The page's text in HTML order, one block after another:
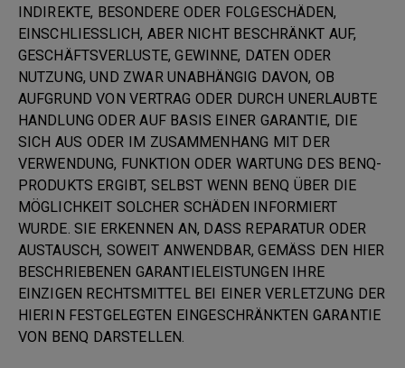
INDIREKTE, BESONDERE ODER FOLGESCHÄDEN,
EINSCHLIESSLICH, ABER NICHT BESCHRÄNKT AUF,
GESCHÄFTSVERLUSTE, GEWINNE, DATEN ODER
NUTZUNG, UND ZWAR UNABHÄNGIG DAVON, OB
AUFGRUND VON VERTRAG ODER DURCH UNERLAUBTE
HANDLUNG ODER AUF BASIS EINER GARANTIE, DIE
SICH AUS ODER IM ZUSAMMENHANG MIT DER
VERWENDUNG, FUNKTION ODER WARTUNG DES BENQ-
PRODUKTS ERGIBT, SELBST WENN BENQ ÜBER DIE
MÖGLICHKEIT SOLCHER SCHÄDEN INFORMIERT
WURDE. SIE ERKENNEN AN, DASS REPARATUR ODER
AUSTAUSCH, SOWEIT ANWENDBAR, GEMÄSS DEN HIER
BESCHRIEBENEN GARANTIELEISTUNGEN IHRE
EINZIGEN RECHTSMITTEL BEI EINER VERLETZUNG DER
HIERIN FESTGELEGTEN EINGESCHRÄNKTEN GARANTIE
VON BENQ DARSTELLEN.